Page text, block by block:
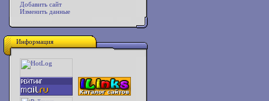
Добавить сайт
Изменить данные
Информация